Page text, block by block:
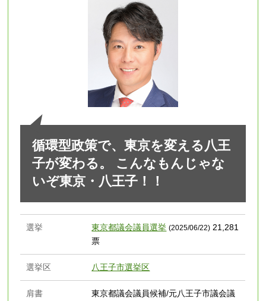
循環型政策で、東京を変える八王
子が変わる。 こんなもんじゃな
いぞ東京・八王子！！
選挙 東京都議会議員選挙 (2025/06/22) 21,281
票
選挙区 八王子市選挙区
肩書
東京都議会議員候補/元八王子市議会議